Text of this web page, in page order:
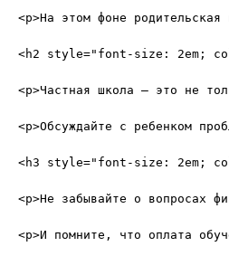
<p>На этом фоне
<h2 style="font-size: 2em;
<p>Частная школа — это не
<p>Обсуждайте с ребенком
<h3 style="font-size: 2em;
<p>Не забывайте о вопросах
<p>И помните, что оплата